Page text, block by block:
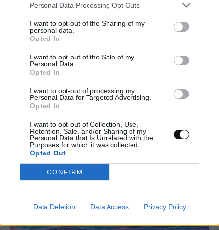
Personal Data Processing Opt Outs
I want to opt-out of the Sharing of my
personal data.
Opted In
I want to opt-out of the Sale of my
Personal Data.
Opted In
I want to opt-out of processing my
Personal Data for Targeted Advertising.
Opted In
I want to opt-out of Collection, Use,
Retention, Sale, and/or Sharing of my
Personal Data that Is Unrelated with the
Purposes for which it was collected.
Opted Out
CONFIRM
Data Deletion Data Access Privacy Policy
Νέα μέθοδος μετατρέπει το PVC σε
λιπαντικό υψηλής απόδοσης
ΕΠΙΣΤΉΜΗ